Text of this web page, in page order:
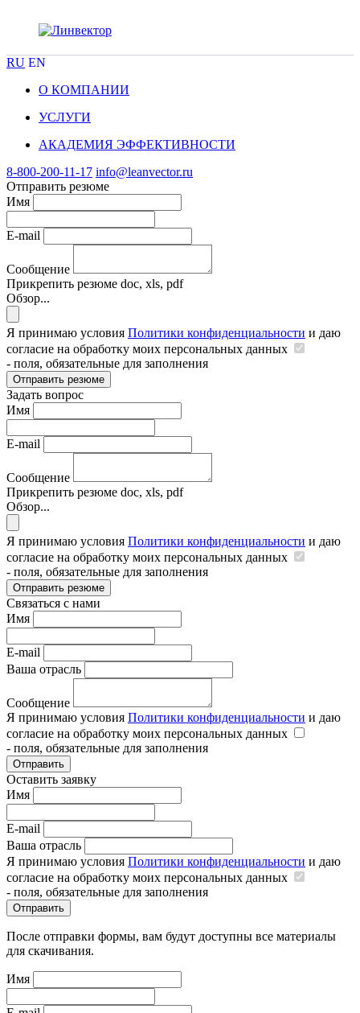
RU EN
О КОМПАНИИ
УСЛУГИ
АКАДЕМИЯ ЭФФЕКТИВНОСТИ
8-800-200-11-17 info@leanvector.ru
Отправить резюме
Имя
E-mail
Сообщение
Прикрепить резюме doc, xls, pdf
Обзор...
Я принимаю условия Политики конфиденциальности и даю
согласие на обработку моих персональных данных
- поля, обязательные для заполнения
Отправить резюме
Задать вопрос
Имя
E-mail
Сообщение
Прикрепить резюме doc, xls, pdf
Обзор...
Я принимаю условия Политики конфиденциальности и даю
согласие на обработку моих персональных данных
- поля, обязательные для заполнения
Отправить резюме
Связаться с нами
Имя
E-mail
Ваша отрасль
Сообщение
Я принимаю условия Политики конфиденциальности и даю
согласие на обработку моих персональных данных
- поля, обязательные для заполнения
Отправить
Оставить заявку
Имя
E-mail
Ваша отрасль
Я принимаю условия Политики конфиденциальности и даю
согласие на обработку моих персональных данных
- поля, обязательные для заполнения
Отправить
После отправки формы, вам будут доступны все материалы
для скачивания.
Имя